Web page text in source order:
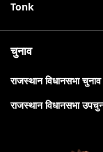
Tonk
चुनाव
राजस्थान विधानसभा
राजस्थान विधानसभा